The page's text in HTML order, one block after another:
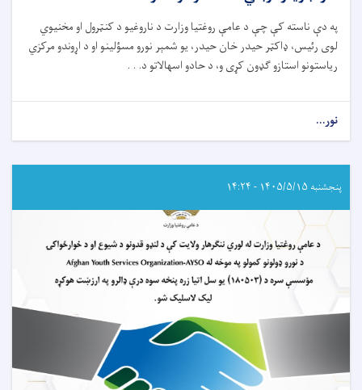
په دې ناسته کې چې د عامې روغتيا وزارت د ناروغيو د کنټرول او مخنيوي
لوی رئیس، ډاکټر حيدر خان حيدر، يو شمېر نورو مسؤلينو او د اړوندو مرکزي
رياستونو استازو ګډون کړی و، د حادو اسهالاتو د. . .
نور...
د
روغتيا
وزارت
لوري
نړيوالو
همکارو
ادارو
مؤسسو
د
پنجشنبه ۱۴۰۵/۵/۱۵ - ۱۴:۲۴